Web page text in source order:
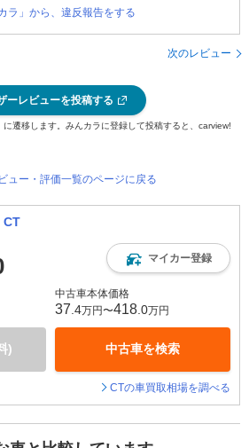
ラ」から、違反報告をする
次のレビュー
ーレビューを投稿する
遷移します。みんカラに登録して投稿すると、carview!
ュー・評価一覧のページに戻る
CT
マイカー登録
)
中古車本体価格
37 .4万円〜418 .0万円
中古車を検索
CTの車買取相場を調べる